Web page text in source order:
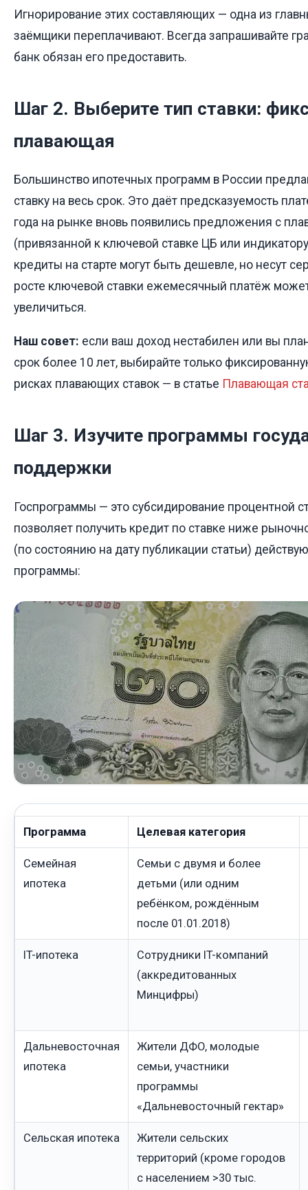
Игнорирование этих составляющих — одна из
заёмщики переплачивают. Всегда запрашивайте
банк обязан его предоставить.
Шаг 2. Выберите тип ставки:
плавающая
Большинство ипотечных программ в России
ставку на весь срок. Это даёт предсказуемость
года на рынке вновь появились предложения с
(привязанной к ключевой ставке ЦБ или
кредиты на старте могут быть дешевле, но несут
росте ключевой ставки ежемесячный платёж
увеличиться.
Наш совет: если ваш доход нестабилен или вы
срок более 10 лет, выбирайте только
рисках плавающих ставок — в статье Плавающая
Шаг 3. Изучите программы
поддержки
Госпрограммы — это субсидирование процентной
позволяет получить кредит по ставке ниже
(по состоянию на дату публикации статьи)
программы:
Программа Целевая категория
Семейная
ипотека
Семьи с двумя и более
детьми (или одним
ребёнком, рождённым
после 01.01.2018)
IT-ипотека
Сотрудники IT-компаний
(аккредитованных
Минцифры)
Дальневосточная
ипотека
Жители ДФО, молодые
семьи, участники
программы
«Дальневосточный гектар»
Сельская ипотека
Жители сельских
территорий (кроме городов
с населением >30 тыс.